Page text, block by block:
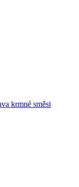
krmné směsi